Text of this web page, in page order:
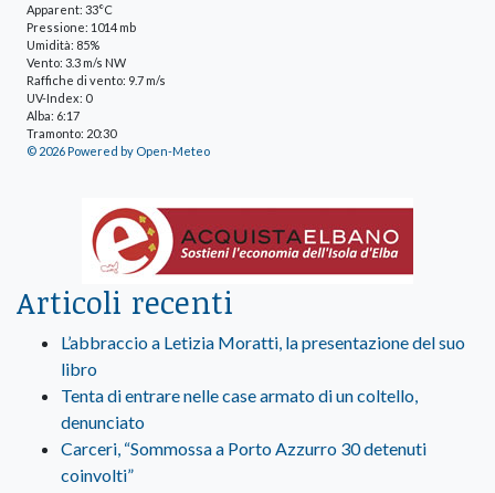
Apparent: 33°C
Pressione: 1014 mb
Umidità: 85%
Vento: 3.3 m/s NW
Raffiche di vento: 9.7 m/s
UV-Index: 0
Alba: 6:17
Tramonto: 20:30
© 2026 Powered by Open-Meteo
Articoli recenti
L’abbraccio a Letizia Moratti, la presentazione del suo
libro
Tenta di entrare nelle case armato di un coltello,
denunciato
Carceri, “Sommossa a Porto Azzurro 30 detenuti
coinvolti”